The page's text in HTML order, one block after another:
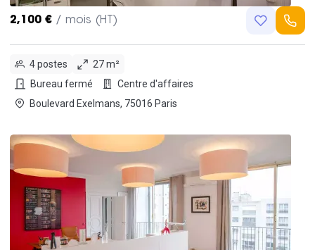
2,100 € / mois (HT)
4 postes
27 m²
Bureau fermé
Centre d'affaires
Boulevard Exelmans, 75016 Paris